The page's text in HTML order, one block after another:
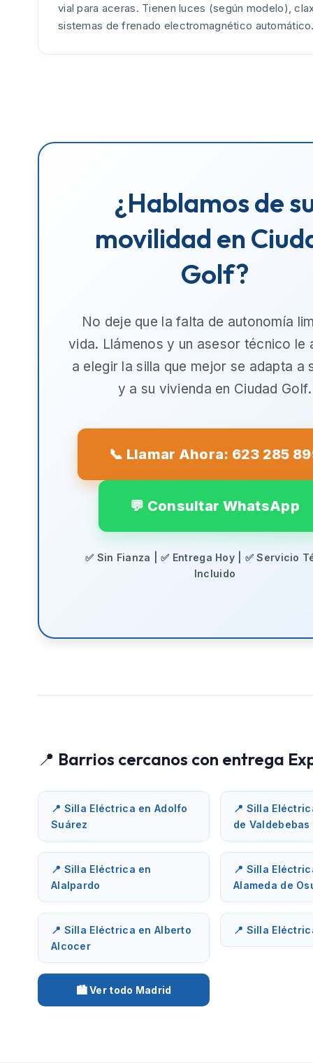
vial para aceras. Tienen luces (según modelo),
sistemas de frenado electromagnético
¿Hablamos de
movilidad en
Golf?
No deje que la falta de autonomía
vida. Llámenos y un asesor técnico le
a elegir la silla que mejor se adapta a
y a su vivienda en Ciudad Golf.
📞 Llamar Ahora: 623 285
💬 Consultar WhatsApp
✅ Sin Fianza | ✅ Entrega Hoy | ✅ Servicio
Incluido
📍 Barrios cercanos con entrega
📍 Silla Eléctrica en Adolfo
Suárez
📍 Silla
de Valdebebas
📍 Silla Eléctrica en
Alalpardo
📍 Silla
Alameda de
📍 Silla Eléctrica en Alberto
Alcocer
📍 Silla
🏙️ Ver todo Madrid